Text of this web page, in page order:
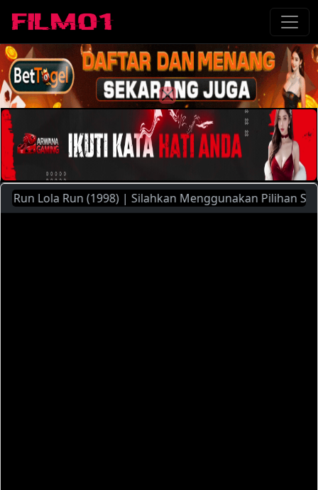
Lola Run (1998) | Silahkan Menggunakan Pilihan